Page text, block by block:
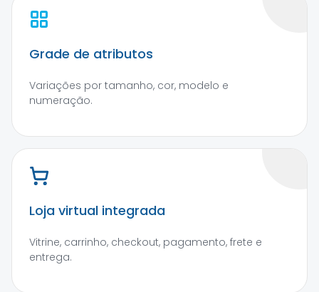
Grade de atributos
Variações por tamanho, cor, modelo e
numeração.
Loja virtual integrada
Vitrine, carrinho, checkout, pagamento, frete e
entrega.